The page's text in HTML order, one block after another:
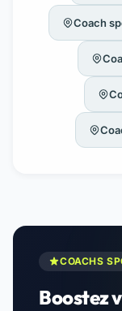
Coach
COACHS
Boostez